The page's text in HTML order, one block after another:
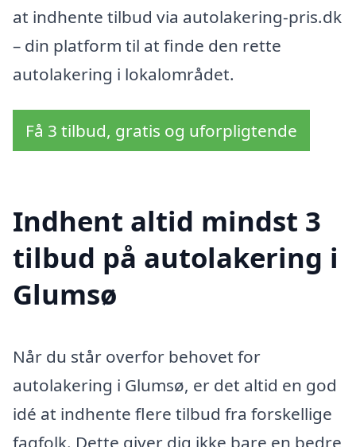
at indhente tilbud via autolakering-pris.dk
– din platform til at finde den rette
autolakering i lokalområdet.
Få 3 tilbud, gratis og uforpligtende
Indhent altid mindst 3
tilbud på autolakering i
Glumsø
Når du står overfor behovet for
autolakering i Glumsø, er det altid en god
idé at indhente flere tilbud fra forskellige
fagfolk. Dette giver dig ikke bare en bedre